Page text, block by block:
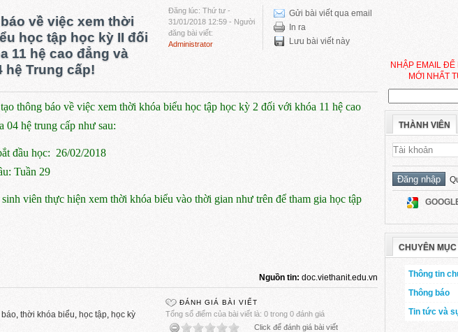
Gửi bài viết qua email
In ra
Lưu bài viết này
về việc xem thời
học tập học kỳ II đối
11 hệ cao đẳng và
hệ Trung cấp!
Đăng lúc: Thứ tư -
31/01/2018 12:59 - Người
đăng bài viết:
Administrator
thông báo về việc xem thời khóa biểu học tập học kỳ 2 đối với khóa 11 hệ cao
04 hệ trung cấp như sau:
đầu học: 26/02/2018
Tuần 29
viên thực hiện xem thời khóa biểu vào thời gian như trên để tham gia học tập
Nguồn tin: doc.viethanit.edu.vn
báo thời khóa biểu học tập học kỳ
ĐÁNH GIÁ BÀI VIẾT
Tổng số điểm của bài viết là: 0 trong 0 đánh giá
Click để đánh giá bài viết
NHẬP EMAIL
MỚI NHẤT
THÀNH VIÊN
CHUYÊN MỤC
Thông tin
Thông báo
Tin tức và